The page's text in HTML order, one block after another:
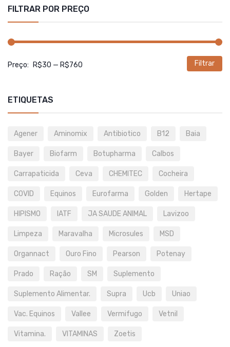
FILTRAR POR PREÇO
Filtrar
Preço: R$30 — R$760
ETIQUETAS
Agener Aminomix Antibiotico B12 Baia
Bayer Biofarm Botupharma Calbos
Carrapaticida Ceva CHEMITEC Cocheira
COVID Equinos Eurofarma Golden Hertape
HIPISMO IATF JA SAUDE ANIMAL Lavizoo
Limpeza Maravalha Microsules MSD
Organnact Ouro Fino Pearson Potenay
Prado Ração SM Suplemento
Suplemento Alimentar. Supra Ucb Uniao
Vac. Equinos Vallee Vermifugo Vetnil
Vitamina. VITAMINAS Zoetis